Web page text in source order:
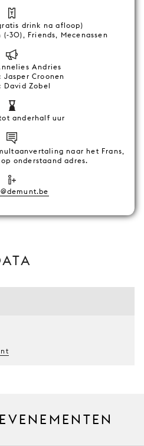
drink na afloop)
30), Friends, Mecenassen
Andries
Jasper Croonen
David Zobel
anderhalf uur
naar het Frans,
onderstaand adres.